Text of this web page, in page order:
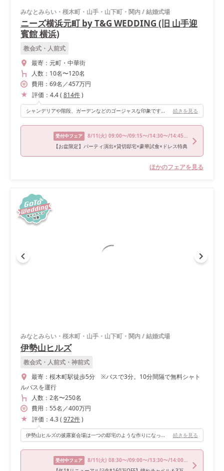
みなとみらい・桜木町・山手・山下町・関内/結婚式場
ニーズ横浜元町 by T&G WEDDING (旧 山手迎
賓館 横浜)
教会式・人前式
最寄： 元町・中華街
人数： 10名〜120名
費用： 69名 ／457万円
評価： 4.4( 814件)
シャンデリアや階段、ガーデンなどのゴージャスな印象です。 また、高砂の後ろにはマントルピースもあるのでどこを切り取っても絵になる会場です 続きを見る
受付中フェア 8/11(火) 09:00〜/09:15〜/14:30〜/14:45〜
【お盆限定】パーティ演出×貸切邸宅×豪華試食×ドレス特典
ほかのフェアを見る
みなとみらい・桜木町・山手・山下町・関内/結婚式場
伊勢山ヒルズ
教会式・人前式・神前式
最寄： 桜木町駅徒歩5分 ※バスで3分。10分間隔で無料シャト
ルバスを運行
人数： 2名〜250名
費用： 55名 ／400万円
評価： 4.3( 972件)
伊勢山ヒルズの披露宴会場は一つの邸宅のような作りになっていて、ダイニングからリビング、テラスまで見渡せる解放的な会場作りが最大の魅力です！ 特に私達が選んだ「ニューヨークオリエンタル邸」は、海外リゾートの雰囲気漂う会場なので、テーマの『HAWAII』にぴったりの会場でした。 また、挙式会場を「サンクチュアリコート」にする方は、同じ階に唯一ある「ニューヨークオリエンタル邸」を選ぶことで移動がスムーズになりますし、挙式で作った雰囲気を崩すことなく披露宴が開始できるのでおすすめです！ 続きを見る
受付中フェア 8/11(火) 08:30〜/09:00〜/13:30〜/14:00〜/17:30〜